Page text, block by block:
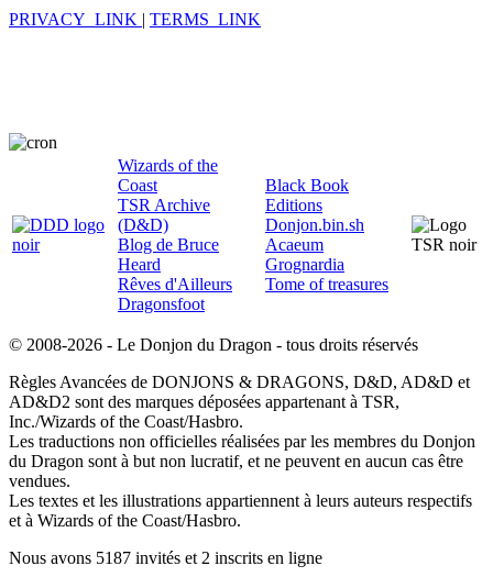
PRIVACY_LINK | TERMS_LINK
Wizards of the
Coast
TSR Archive
(D&D)
Blog de Bruce
Heard
Rêves d'Ailleurs
Dragonsfoot
Black Book
Editions
Donjon.bin.sh
Acaeum
Grognardia
Tome of treasures
© 2008-2026 - Le Donjon du Dragon - tous droits réservés
Règles Avancées de DONJONS & DRAGONS, D&D, AD&D et
AD&D2 sont des marques déposées appartenant à TSR,
Inc./Wizards of the Coast/Hasbro.
Les traductions non officielles réalisées par les membres du Donjon
du Dragon sont à but non lucratif, et ne peuvent en aucun cas être
vendues.
Les textes et les illustrations appartiennent à leurs auteurs respectifs
et à Wizards of the Coast/Hasbro.
Nous avons 5187 invités et 2 inscrits en ligne